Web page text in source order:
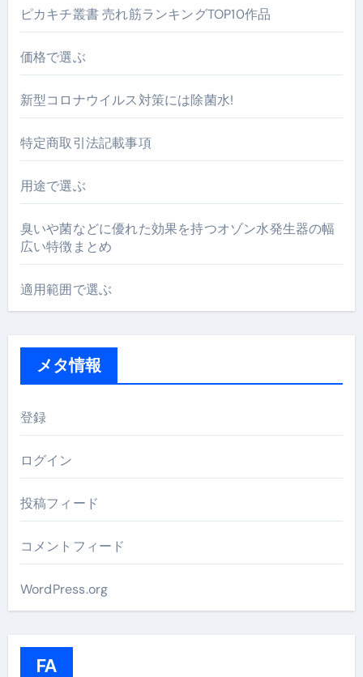
ピカキチ叢書 売れ筋ランキングTOP10作品
価格で選ぶ
新型コロナウイルス対策には除菌水!
特定商取引法記載事項
用途で選ぶ
臭いや菌などに優れた効果を持つオゾン水発生器の幅
広い特徴まとめ
適用範囲で選ぶ
メタ情報
登録
ログイン
投稿フィード
コメントフィード
WordPress.org
FA